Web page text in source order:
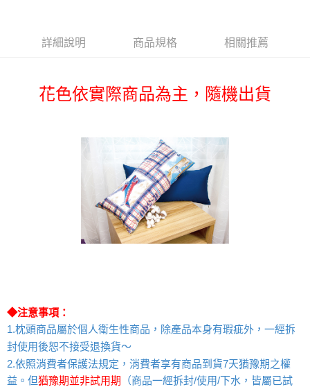
台新國際商業銀行
中國信託商業銀行
台灣樂天信用卡公司
運送方式
每筆NT$150，滿NT$2,000(含以上)免運費
詳細說明 商品規格 相關推薦
花色依實際商品為主，隨機出貨
◆注意事項：
1.枕頭商品屬於個人衛生性商品，除產品本身有瑕疵外，一經拆
封使用後恕不接受退換貨～
2. 依照消費者保護法規定，消費者享有商品到貨7天猶豫期之權
益。但猶豫期並非試用期
（商品一經拆封/使用/下水，皆屬已試